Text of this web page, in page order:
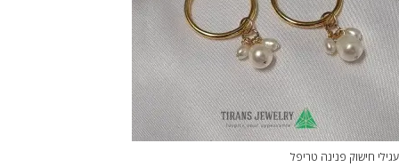
עגילי חישוק פנינה טריפל